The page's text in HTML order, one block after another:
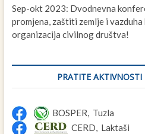
Sep-okt 2023: Dvodnevna
promjena, zaštiti zemlje i vazduha
organizacija civilnog društva!
PRATITE
BOSPER, Tuzla
CERD, Laktaši